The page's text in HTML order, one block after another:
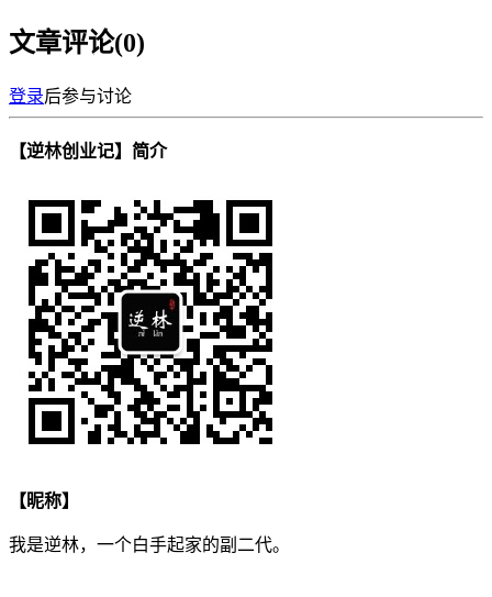
文章评论(0)
登录后参与讨论
【逆林创业记】简介
【昵称】
我是逆林，一个白手起家的副二代。